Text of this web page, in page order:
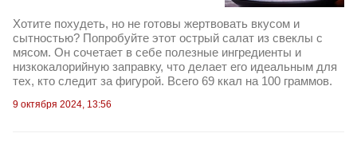
Хотите похудеть, но не готовы жертвовать вкусом и
сытностью? Попробуйте этот острый салат из свеклы с
мясом. Он сочетает в себе полезные ингредиенты и
низкокалорийную заправку, что делает его идеальным для
тех, кто следит за фигурой. Всего 69 ккал на 100 граммов.
9 октября 2024, 13:56